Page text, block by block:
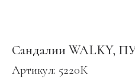
Сандалии WALKY,
Артикул: 5220К